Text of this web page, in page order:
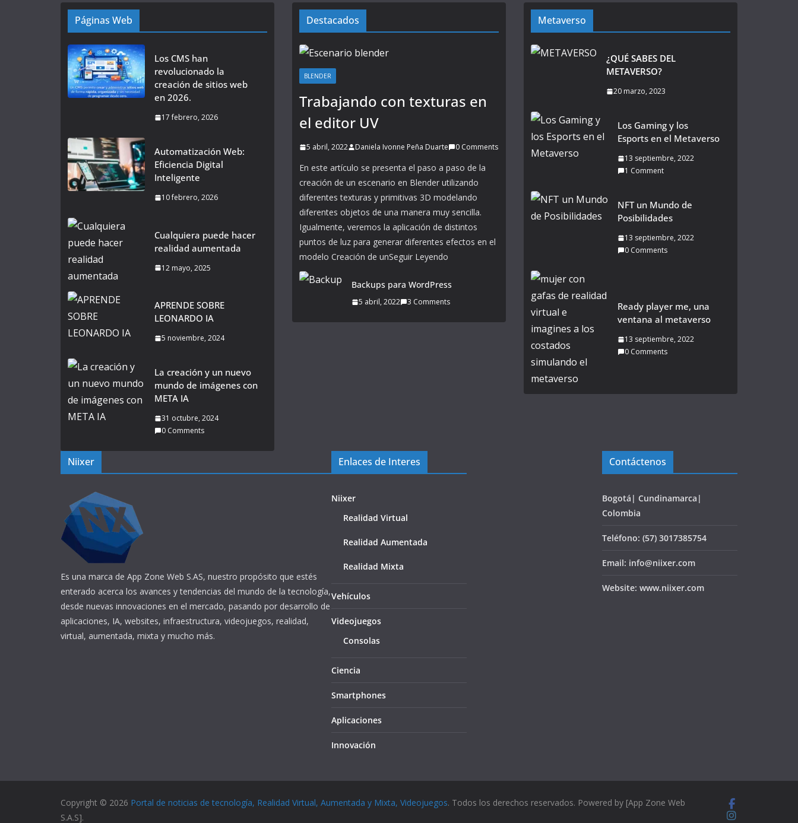
Páginas Web
Los CMS han
revolucionado la
creación de sitios web
en 2026.
17 febrero, 2026
Automatización Web:
Eficiencia Digital
Inteligente
10 febrero, 2026
Cualquiera puede hacer
realidad aumentada
12 mayo, 2025
APRENDE SOBRE
LEONARDO IA
5 noviembre, 2024
La creación y un nuevo
mundo de imágenes con
META IA
31 octubre, 2024
0 Comments
Destacados
BLENDER
Trabajando con texturas en
el editor UV
5 abril, 2022 Daniela Ivonne Peña Duarte 0 Comments
En este artículo se presenta el paso a paso de la
creación de un escenario en Blender utilizando
diferentes texturas y primitivas 3D modelando
diferentes objetos de una manera muy sencilla.
Igualmente, veremos la aplicación de distintos
puntos de luz para generar diferentes efectos en el
modelo Creación de unSeguir Leyendo
Backups para WordPress
5 abril, 2022 3 Comments
Metaverso
¿QUÉ SABES DEL
METAVERSO?
20 marzo, 2023
Los Gaming y los
Esports en el Metaverso
13 septiembre, 2022
1 Comment
NFT un Mundo de
Posibilidades
13 septiembre, 2022
0 Comments
Ready player me, una
ventana al metaverso
13 septiembre, 2022
0 Comments
Niixer
Es una marca de App Zone Web S.AS, nuestro propósito que estés
enterado acerca los avances y tendencias del mundo de la tecnología,
desde nuevas innovaciones en el mercado, pasando por desarrollo de
aplicaciones, IA, websites, infraestructura, videojuegos, realidad,
virtual, aumentada, mixta y mucho más.
Enlaces de Interes
Niixer
Realidad Virtual
Realidad Aumentada
Realidad Mixta
Vehículos
Videojuegos
Consolas
Ciencia
Smartphones
Aplicaciones
Innovación
Contáctenos
Bogotá| Cundinamarca|
Colombia
Teléfono: (57) 3017385754
Email: info@niixer.com
Website: www.niixer.com
Copyright © 2026 Portal de noticias de tecnología, Realidad Virtual, Aumentada y Mixta, Videojuegos. Todos los derechos reservados. Powered by [App Zone Web
S.A.S].